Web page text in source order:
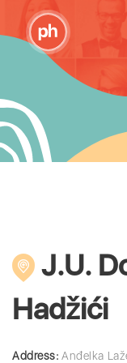
J.U.
Hadžići
Address: Anđelka